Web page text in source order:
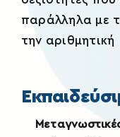
παράλληλα με
την αριθμητική